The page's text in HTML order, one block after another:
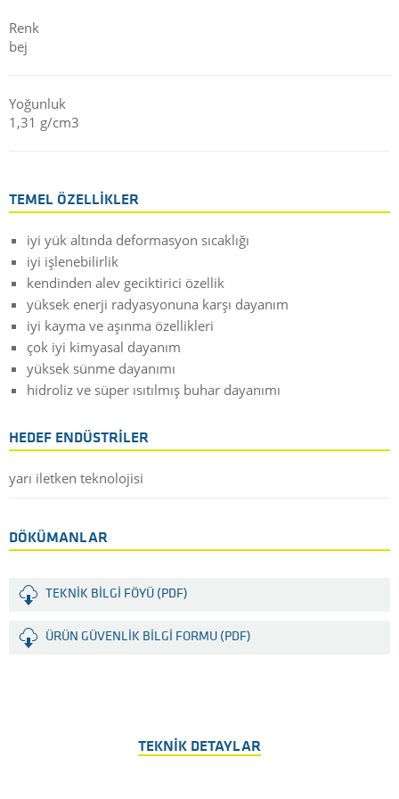
TECAPEEK SX natural'in de RoHS Direktifi 2011/65/AB'nin
elektrikli ekipmanlardaki Tehlikeli Maddelerin Kısıtlanması
tarafından uygulanan sınırlamaları karşıladığını
doğrulayabiliriz ve ayrıca talep üzerine daha fazla uyumluluk
beyanı sağlayabiliriz.
Ensinger, özellikle CMP tespit halkaları için alternatif bir
dolgusuz PEEK kalitesi sunmaktadır:TECAPEEK CMP natural.
levha kusurlarının azaltılmasını sağlayan özel bir özellik profili
sunar.
Renk
bej
Yoğunluk
1,31 g/cm3
TEMEL ÖZELLIKLER
iyi yük altında deformasyon sıcaklığı
iyi işlenebilirlik
kendinden alev geciktirici özellik
yüksek enerji radyasyonuna karşı dayanım
iyi kayma ve aşınma özellikleri
çok iyi kimyasal dayanım
yüksek sünme dayanımı
hidroliz ve süper ısıtılmış buhar dayanımı
HEDEF ENDÜSTRILER
yarı iletken teknolojisi
DÖKÜMANLAR
TEKNIK BILGI FÖYÜ (PDF)
ÜRÜN GÜVENLIK BILGI FORMU (PDF)
TEKNIK DETAYLAR